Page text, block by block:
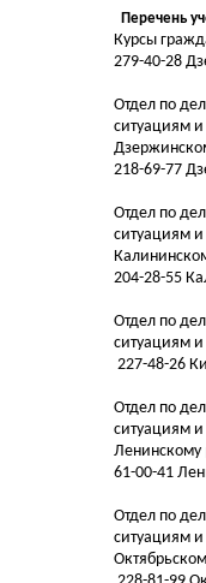
Перечень
Курсы
279-40-28
Отдел по
ситуациям
218-69-77
Отдел по
ситуациям
204-28-55
Отдел по
ситуациям и
227-48-26
Отдел по
ситуациям
Ленинскому
61-00-41
Отдел по
ситуациям